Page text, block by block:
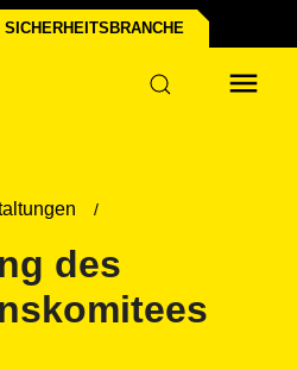
SICHERHEITS­BRANCHE
des